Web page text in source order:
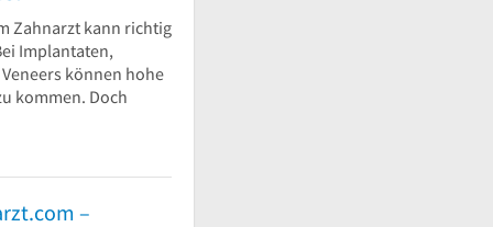
Zahnarzt kann richtig
Implantaten,
können hohe
kommen. Doch
–